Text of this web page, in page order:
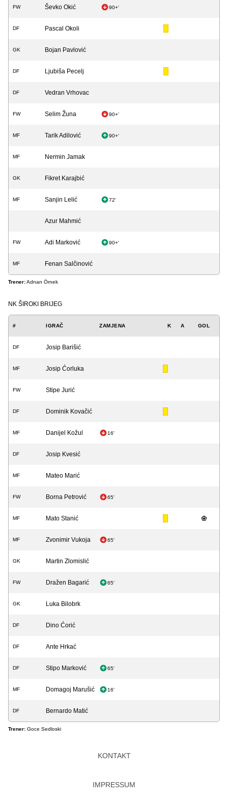
FW Ševko Okić 90+'
DF Pascal Okoli
GK Bojan Pavlović
DF Ljubiša Pecelj
DF Vedran Vrhovac
FW Selim Žuna 90+'
MF Tarik Adilović 90+'
MF Nermin Jamak
GK Fikret Karajbić
MF Sanjin Lelić 72'
Azur Mahmić
FW Adi Marković 90+'
MF Fenan Salčinović
Trener:Adnan Örnek
NK ŠIROKI BRIJEG
# IGRAČ ZAMJENA K A GOL
DF Josip Barišić
MF Josip Ćorluka
FW Stipe Jurić
DF Dominik Kovačić
MF Danijel Kožul 16'
DF Josip Kvesić
MF Mateo Marić
FW Borna Petrović 65'
MF Mato Stanić
MF Zvonimir Vukoja 65'
GK Martin Zlomislić
FW Dražen Bagarić 65'
GK Luka Bilobrk
DF Dino Ćorić
DF Ante Hrkać
DF Stipo Marković 65'
MF Domagoj Marušić 16'
DF Bernardo Matić
Trener: Goce Sedloski
KONTAKT
IMPRESSUM